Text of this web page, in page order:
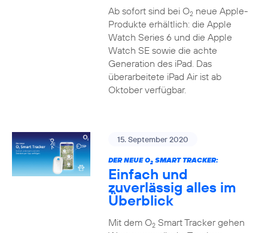
Ab sofort sind bei O2neue Apple-
Produkte erhältlich: die Apple
Watch Series 6 und die Apple
Watch SE sowie die achte
Generation des iPad. Das
überarbeitete iPad Air ist ab
Oktober verfügbar.
15. September 2020
DER NEUE O2SMART TRACKER:
Einfach und
zuverlässig alles im
Überblick
Mit dem O2Smart Tracker gehen